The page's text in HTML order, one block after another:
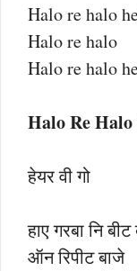
Halo re halo
Halo re halo
Halo re halo
Halo Re
हेयर वी गो
हाए गरबा नि
ऑन रिपीट बाजे